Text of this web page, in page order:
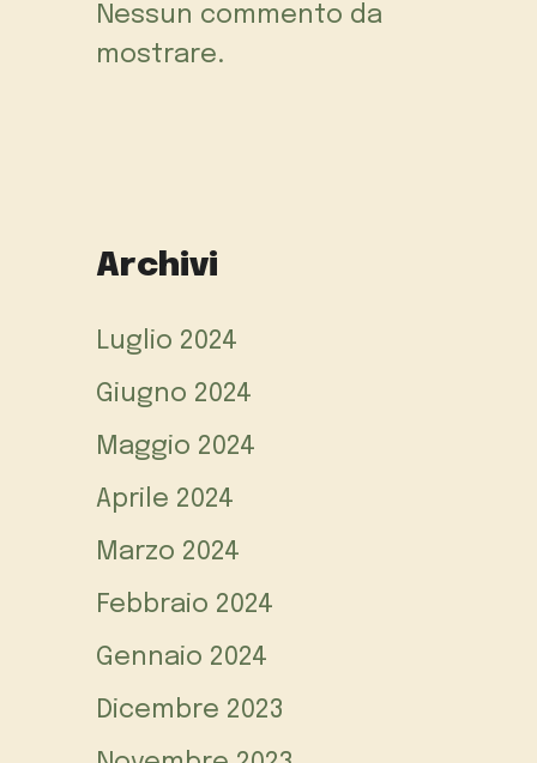
Nessun commento da
mostrare.
Archivi
Luglio 2024
Giugno 2024
Maggio 2024
Aprile 2024
Marzo 2024
Febbraio 2024
Gennaio 2024
Dicembre 2023